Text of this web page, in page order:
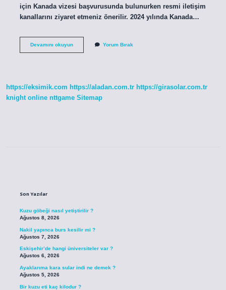
için Kanada vizesi başvurusunda bulunurken resmi iletişim
kanallarını ziyaret etmeniz önerilir. 2024 yılında Kanada…
Devamını okuyunKanadaya
Yorum Bırak
https://eksimik.com https://aladan.com.tr https://girasolar.com.tr
knight online nttgame Sitemap
Son Yazılar
Kuzu göbeği nasıl yetiştirilir ?
Ağustos 8, 2026
Nakil yapınca burs kesilir mi ?
Ağustos 7, 2026
Eskişehir’de hangi üniversiteler var ?
Ağustos 6, 2026
Ayaklarıma kara sular indi ne demek ?
Ağustos 5, 2026
Bir kuzu eti kaç kilodur ?